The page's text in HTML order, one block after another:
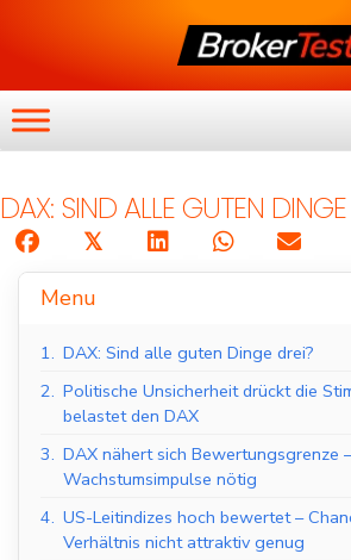
DAX: SIND ALLE GUTEN
𝕏
Menu
1. DAX: Sind alle guten Dinge drei?
2. Politische Unsicherheit drückt die
belastet den DAX
3. DAX nähert sich Bewertungsgrenze
Wachstumsimpulse nötig
4. US-Leitindizes hoch bewertet –
Verhältnis nicht attraktiv genug